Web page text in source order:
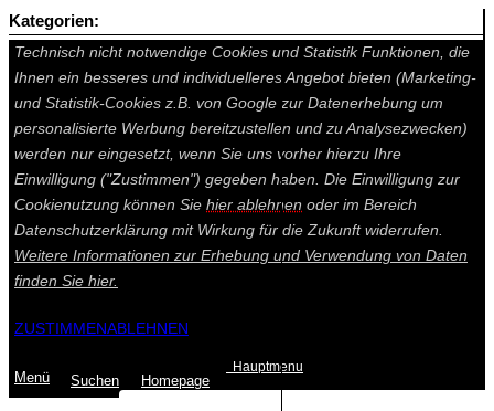
Auf dieser Seite werden technisch notwendige Cookies gesetzt.
Technisch nicht notwendige Cookies und Statistik Funktionen, die
Ihnen ein besseres und individuelleres Angebot bieten (Marketing-
und Statistik-Cookies z.B. von Google zur Datenerhebung um
personalisierte Werbung bereitzustellen und zu Analysezwecken)
werden nur eingesetzt, wenn Sie uns vorher hierzu Ihre
Einwilligung ("Zustimmen") gegeben haben. Die Einwilligung zur
Cookienutzung können Sie hier ablehnen oder im Bereich
Datenschutzerklärung mit Wirkung für die Zukunft widerrufen.
Weitere Informationen zur Erhebung und Verwendung von Daten
finden Sie hier.
ZUSTIMMENABLEHNEN
Menü Suchen Homepage
Hauptmenu
Kategorien: